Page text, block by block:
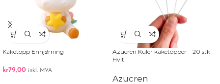
Kaketopp Enhjørning
kr79,00 inkl. MVA
Azucren Kuler kaketopper – 20 stk –
Hvit
Azucren